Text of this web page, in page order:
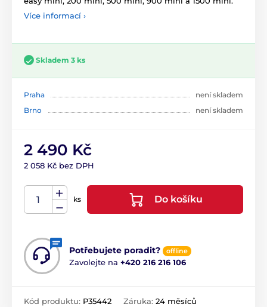
Více informací ›
Skladem 3 ks
Praha
není skladem
Brno
není skladem
2 490 Kč
2 058 Kč bez DPH
ks Do košíku
Potřebujete poradit? offline
Zavolejte na +420 216 216 106
Kód produktu: P35442 Záruka: 24 měsíců